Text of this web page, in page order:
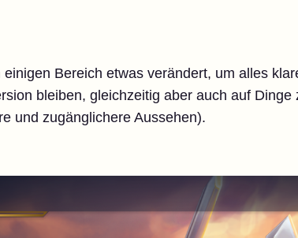
Bereich etwas verändert, um alles
bleiben, gleichzeitig aber auch auf
und zugänglichere Aussehen).